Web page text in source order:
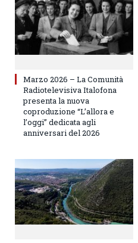
Marzo 2026 – La Comunità
Radiotelevisiva Italofona
presenta la nuova
coproduzione “L’allora e
l’oggi” dedicata agli
anniversari del 2026